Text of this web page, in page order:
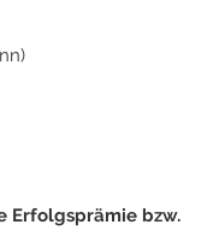
Erfolgsprämie bzw.